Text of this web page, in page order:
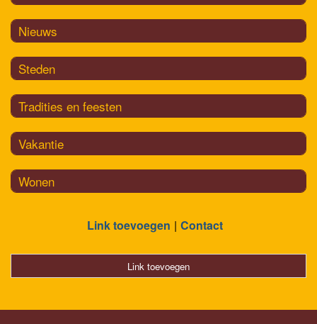
Nieuws
Steden
Tradities en feesten
Vakantie
Wonen
Link toevoegen Contact
Link toevoegen